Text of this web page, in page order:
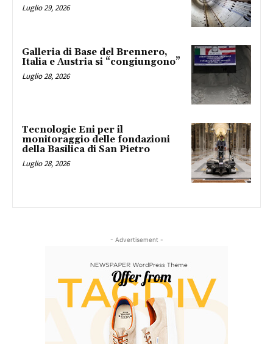
Luglio 29, 2026
Galleria di Base del Brennero,
Italia e Austria si “congiungono”
Luglio 28, 2026
Tecnologie Eni per il
monitoraggio delle fondazioni
della Basilica di San Pietro
Luglio 28, 2026
- Advertisement -